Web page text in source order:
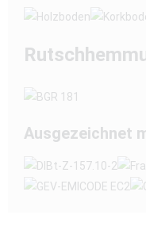
Ausgezeichnet